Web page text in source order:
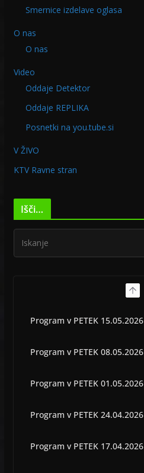
Smernice izdelave oglasa
O nas
O nas
Video
Oddaje Detektor
Oddaje REPLIKA
Posnetki na you.tube.si
V ŽIVO
KTV Ravne stran
Išči…
Program v PETEK 15.05.2026
Program v PETEK 08.05.2026
Program v PETEK 01.05.2026
Program v PETEK 24.04.2026
Program v PETEK 17.04.2026